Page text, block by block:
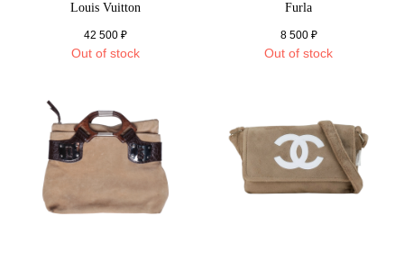
Louis Vuitton
42 500 ₽
Out of stock
Furla
8 500 ₽
Out of stock